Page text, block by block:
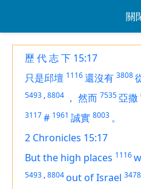
關
歷 代 志 下 15:17
只是邱壇 1116還沒有 3808
5493 ,8804 ， 然而 7535亞撒
3117# 1961 誠實 8003 。
2 Chronicles 15:17
But the high places 1116
5493 ,8804out of Israel 3478